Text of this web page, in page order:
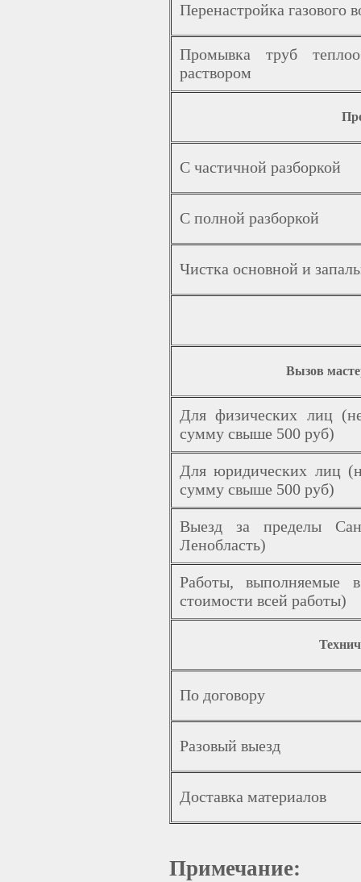
Перенастройка газового
Промывка труб
раствором
С частичной разборкой
С полной разборкой
Чистка основной и
Вызов
Для физических лиц
сумму свыше 500 руб)
Для юридических лиц
сумму свыше 500 руб)
Выезд за пределы
Ленобласть)
Работы, выполняемые
стоимости всей работы)
По договору
Разовый выезд
Доставка материалов
Примечание: